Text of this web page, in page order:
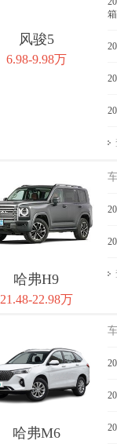
风骏5
6.98-9.98万
箱
哈弗H9
21.48-22.98万
哈弗M6